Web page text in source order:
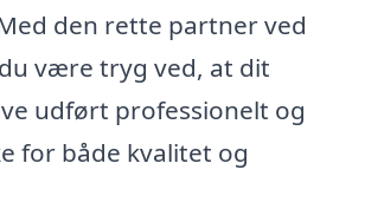
den rette partner ved
være tryg ved, at dit
udført professionelt og
for både kvalitet og